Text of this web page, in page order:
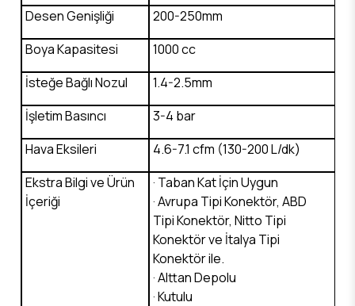
Desen Genişliği
200-250mm
Boya Kapasitesi
1000 cc
İsteğe Bağlı Nozul
1.4-2.5mm
İşletim Basıncı
3-4 bar
Hava Eksileri
4.6-7.1 cfm (130-200 L/dk)
Ekstra Bilgi ve Ürün
İçeriği
· Taban Kat İçin Uygun
· Avrupa Tipi Konektör, ABD
Tipi Konektör, Nitto Tipi
Konektör ve İtalya Tipi
Konektör ile.
· Alttan Depolu
· Kutulu